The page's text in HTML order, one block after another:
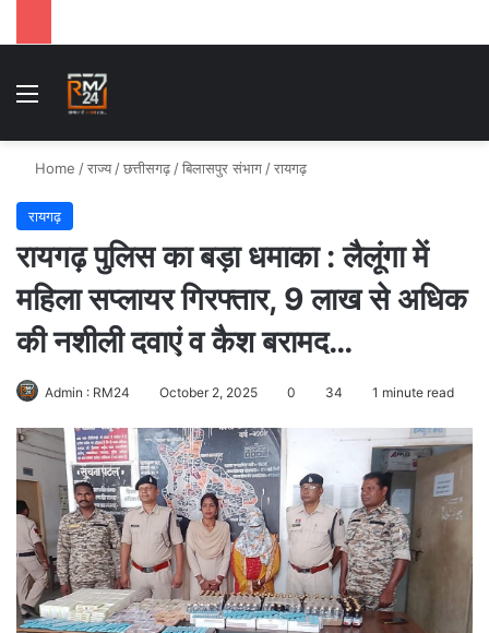
Menu
Home /राज्य /छत्तीसगढ़ /बिलासपुर संभाग /रायगढ़
रायगढ़
रायगढ़ पुलिस का बड़ा धमाका : लैलूंगा में
महिला सप्लायर गिरफ्तार, 9 लाख से अधिक
की नशीली दवाएं व कैश बरामद…
Admin : RM24 October 2, 2025 0 34 1 minute read